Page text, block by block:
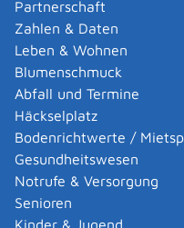
Partnerschaft
Zahlen & Daten
Leben & Wohnen
Blumenschmuck
Abfall und Termine
Häckselplatz
Bodenrichtwerte /
Gesundheitswesen
Notrufe & Versorgung
Senioren
Kinder & Jugend
von Amts wegen
Adoption eines
Adoptionspflege
aufnehmen
Adressänderung
Adressbuch - Eintrag
Akademische
Weiterbildung
Akademische
anerkannten